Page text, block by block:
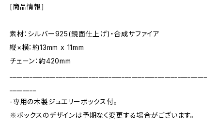
[商品情報]
素材：シルバー925(鏡面仕上げ)・合成サファイア
縦×横：約13mm x 11mm
チェーン：約420mm
-専用の木製ジュエリーボックス付。
※ボックスのデザインは予期なく変更する場合がございます。